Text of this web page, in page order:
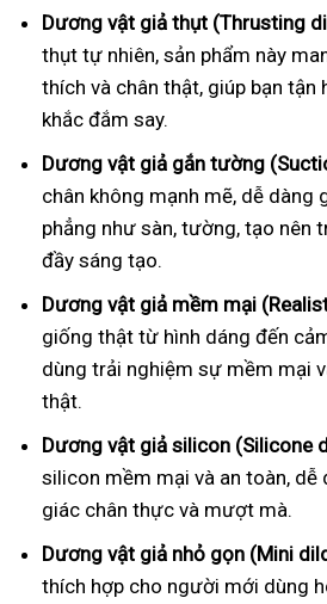
Dương vật giả thụt (Thrusting
thụt tự nhiên, sản phẩm này
thích và chân thật, giúp bạn tận
khắc đắm say.
Dương vật giả gắn tường
chân không mạnh mẽ, dễ dàng
phẳng như sàn, tường, tạo nên
đầy sáng tạo.
Dương vật giả mềm mại
giống thật từ hình dáng đến
dùng trải nghiệm sự mềm mại
thật.
Dương vật giả silicon (Silicone
silicon mềm mại và an toàn, dễ
giác chân thực và mượt mà.
Dương vật giả nhỏ gọn (Mini
thích hợp cho người mới dùng